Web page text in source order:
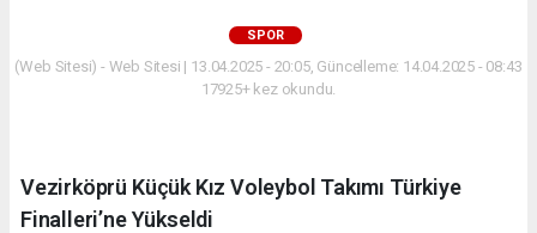
SPOR
(Web Sitesi) - Web Sitesi | 13.04.2025 - 20:05, Güncelleme: 14.04.2025 - 08:43
17925+ kez okundu.
Vezirköprü Küçük Kız Voleybol Takımı Türkiye
Finalleri’ne Yükseldi